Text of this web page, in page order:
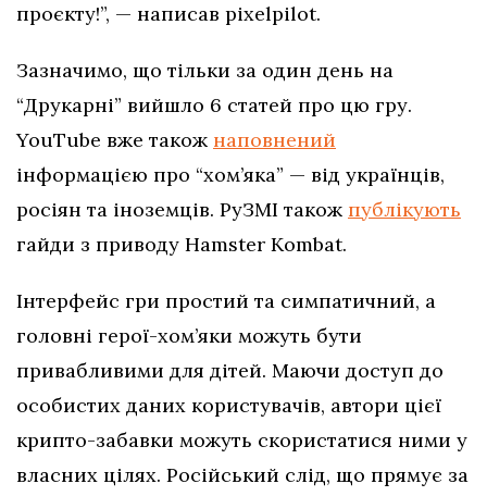
проєкту!”, — написав pixelpilot.
Зазначимо, що тільки за один день на
“Друкарні” вийшло 6 статей про цю гру.
YouTube вже також наповнений
інформацією про “хом’яка” — від українців,
росіян та іноземців. РуЗМІ також публікують
гайди з приводу Hamster Kombat.
Інтерфейс гри простий та симпатичний, а
головні герої-хом’яки можуть бути
привабливими для дітей. Маючи доступ до
особистих даних користувачів, автори цієї
крипто-забавки можуть скористатися ними у
власних цілях. Російський слід, що прямує за